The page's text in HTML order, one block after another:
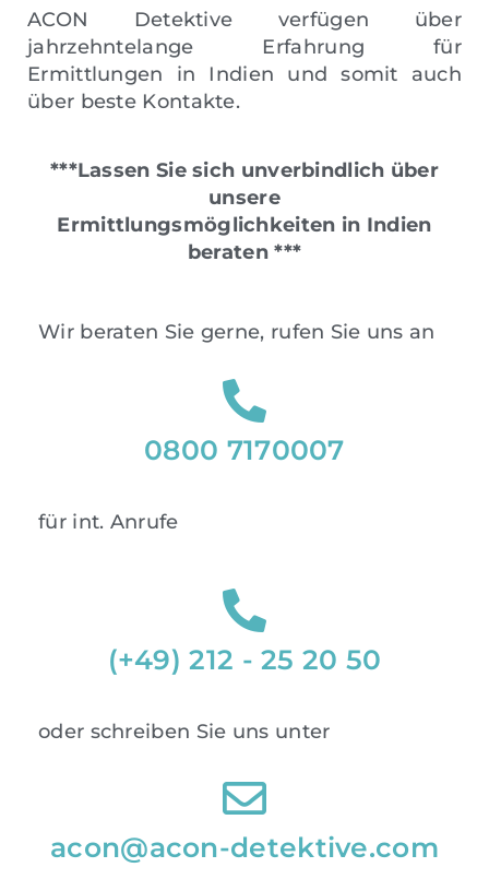
ACON Detektive verfügen über
jahrzehntelange Erfahrung für
Ermittlungen in Indien und somit auch
über beste Kontakte.
***Lassen Sie sich unverbindlich über
unsere
Ermittlungsmöglichkeiten in Indien
beraten ***
Wir beraten Sie gerne, rufen Sie uns an
0800 7170007
für int. Anrufe
(+49) 212 - 25 20 50
oder schreiben Sie uns unter
acon@acon-detektive.com